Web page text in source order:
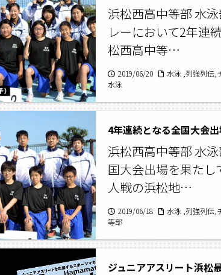
浜松西高中等部 水
レーにおいて2年連
松西高中等…
2019/06/20 水泳 ,列強列伝,
水泳
4年連続となる全国大会出
浜松西高中等部 水
国大会出場を果た
人戦の浜松地…
2019/06/18 水泳 ,列強列伝,
等部
ジュニアアスリート浜松